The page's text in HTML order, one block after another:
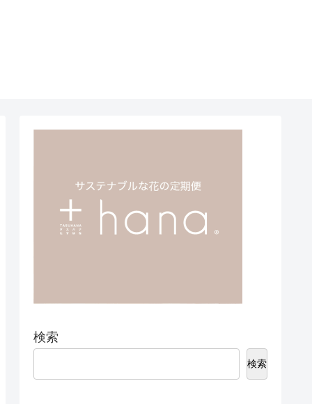
検索
検索